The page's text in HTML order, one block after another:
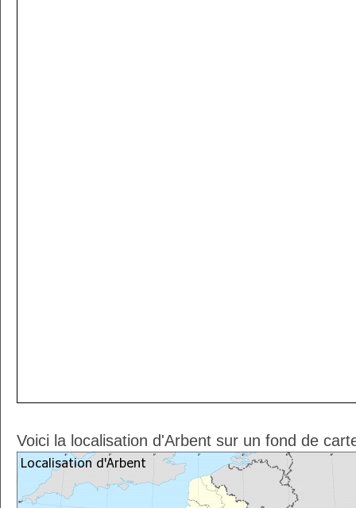
Voici la localisation d'Arbent sur un fond de